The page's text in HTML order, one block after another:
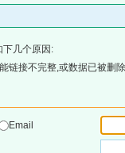
下几个原因:
链接不完整,或数据已被删
Email